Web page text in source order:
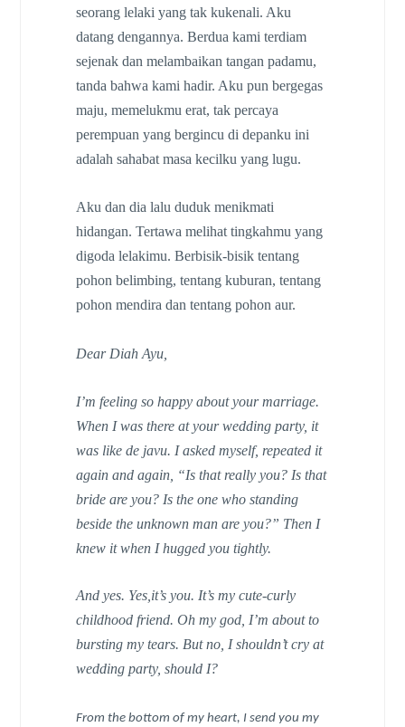
seorang lelaki yang tak kukenali. Aku
datang dengannya. Berdua kami terdiam
sejenak dan melambaikan tangan padamu,
tanda bahwa kami hadir. Aku pun bergegas
maju, memelukmu erat, tak percaya
perempuan yang bergincu di depanku ini
adalah sahabat masa kecilku yang lugu.
Aku dan dia lalu duduk menikmati
hidangan. Tertawa melihat tingkahmu yang
digoda lelakimu. Berbisik-bisik tentang
pohon belimbing, tentang kuburan, tentang
pohon mendira dan tentang pohon aur.
Dear Diah Ayu,
I’m feeling so happy about your marriage.
When I was there at your wedding party, it
was like de javu. I asked myself, repeated it
again and again, “Is that really you? Is that
bride are you? Is the one who standing
beside the unknown man are you?” Then I
knew it when I hugged you tightly.
And yes. Yes,it’s you. It’s my cute-curly
childhood friend. Oh my god, I’m about to
bursting my tears. But no, I shouldn’t cry at
wedding party, should I?
From the bottom of my heart, I send you my